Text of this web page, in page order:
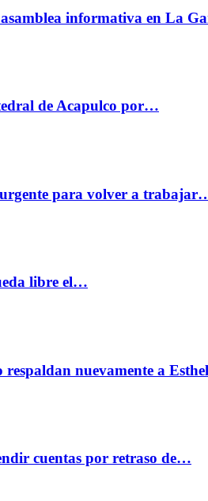
asamblea informativa en La
de Acapulco por…
urgente para volver a
libre el…
respaldan nuevamente a
cuentas por retraso de…